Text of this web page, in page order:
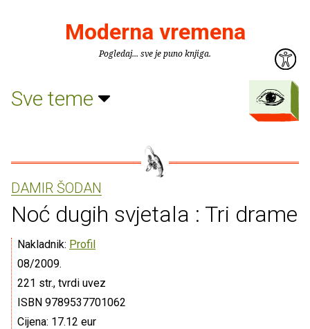
Moderna vremena
Pogledaj... sve je puno knjiga.
Sve teme
DAMIR ŠODAN
Noć dugih svjetala : Tri drame
Nakladnik: Profil
08/2009.
221 str., tvrdi uvez
ISBN 9789537701062
Cijena: 17.12 eur